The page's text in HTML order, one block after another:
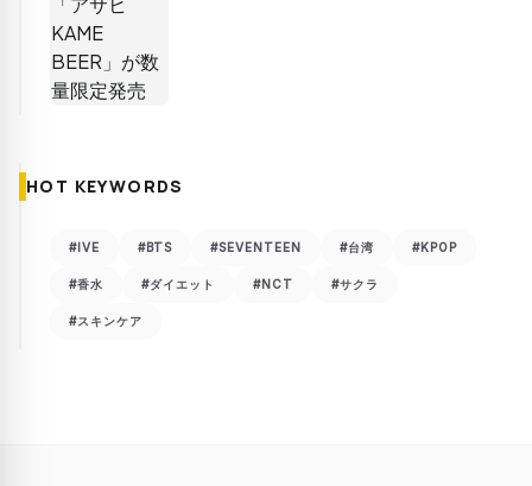
HOT KEYWORDS
#IVE #BTS #SEVENTEEN #台湾 #KPOP
#香水 #ダイエット #NCT #サクラ
#スキンケア